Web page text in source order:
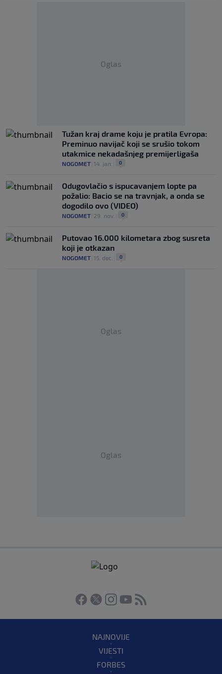
Oglas
Tužan kraj drame koju je pratila Evropa:
Preminuo navijač koji se srušio tokom
utakmice nekadašnjeg premijerligaša
NOGOMET 14. jan. 0
Odugovlačio s ispucavanjem lopte pa
požalio: Bacio se na travnjak, a onda se
dogodilo ovo (VIDEO)
NOGOMET 29. nov. 0
Putovao 16.000 kilometara zbog susreta
koji je otkazan
NOGOMET 15. dec. 0
Oglas
Oglas
NAJNOVIJE
VIJESTI
FORBES